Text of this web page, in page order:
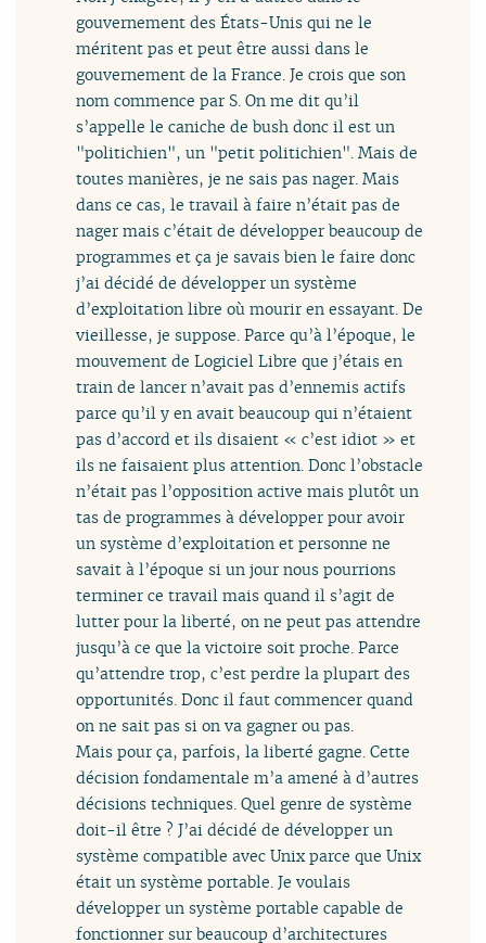
gouvernement des États-Unis qui ne le
méritent pas et peut être aussi dans le
gouvernement de la France. Je crois que son
nom commence par S. On me dit qu’il
s’appelle le caniche de bush donc il est un
"politichien", un "petit politichien". Mais de
toutes manières, je ne sais pas nager. Mais
dans ce cas, le travail à faire n’était pas de
nager mais c’était de développer beaucoup de
programmes et ça je savais bien le faire donc
j’ai décidé de développer un système
d’exploitation libre où mourir en essayant. De
vieillesse, je suppose. Parce qu’à l’époque, le
mouvement de Logiciel Libre que j’étais en
train de lancer n’avait pas d’ennemis actifs
parce qu’il y en avait beaucoup qui n’étaient
pas d’accord et ils disaient « c’est idiot » et
ils ne faisaient plus attention. Donc l’obstacle
n’était pas l’opposition active mais plutôt un
tas de programmes à développer pour avoir
un système d’exploitation et personne ne
savait à l’époque si un jour nous pourrions
terminer ce travail mais quand il s’agit de
lutter pour la liberté, on ne peut pas attendre
jusqu’à ce que la victoire soit proche. Parce
qu’attendre trop, c’est perdre la plupart des
opportunités. Donc il faut commencer quand
on ne sait pas si on va gagner ou pas.
Mais pour ça, parfois, la liberté gagne. Cette
décision fondamentale m’a amené à d’autres
décisions techniques. Quel genre de système
doit-il être ? J’ai décidé de développer un
système compatible avec Unix parce que Unix
était un système portable. Je voulais
développer un système portable capable de
fonctionner sur beaucoup d’architectures